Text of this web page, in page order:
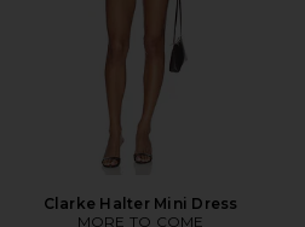
Clarke Halter Mini Dress
MORE TO COME